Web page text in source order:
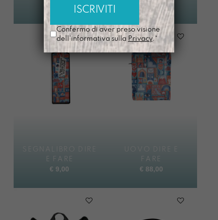
disponibile
€ 95,00
SEGNALIBRO DIRE
E FARE
€ 9,00
UOVO DIRE E
FARE
€ 88,00
Confermo di aver preso visione
dell'informativa sulla Privacy.*